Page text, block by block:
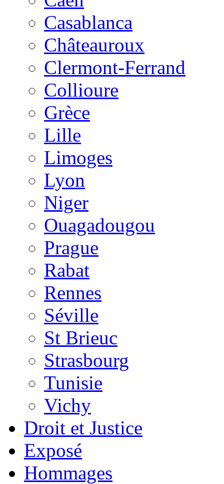
Casablanca
Châteauroux
Clermont-Ferrand
Collioure
Grèce
Lille
Limoges
Lyon
Niger
Ouagadougou
Prague
Rabat
Rennes
Séville
St Brieuc
Strasbourg
Tunisie
Vichy
Droit et Justice
Exposé
Hommages